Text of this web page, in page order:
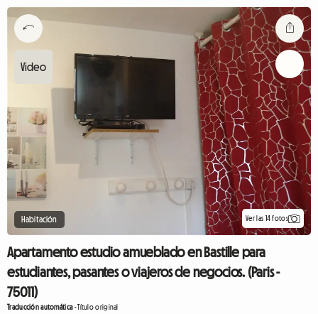
Habitación Ver las 14 fotos
Apartamento estudio amueblado en Bastille para
estudiantes, pasantes o viajeros de negocios. (Paris -
75011)
Traducción automática-Título original